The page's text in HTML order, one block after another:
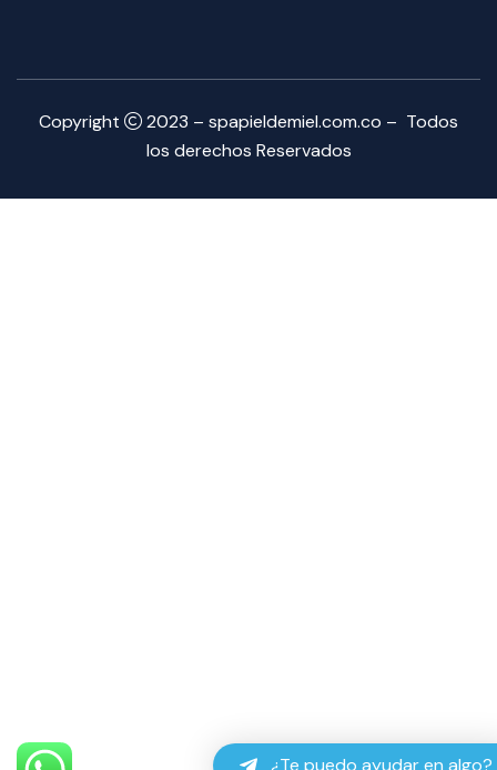
Copyright
2023 – spapieldemiel.com.co – Todos
los derechos Reservados
¿Te puedo ayudar en algo?